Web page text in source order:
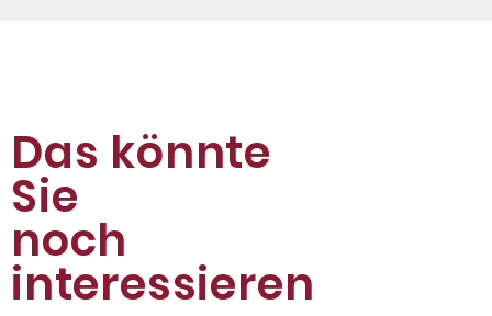
Das könnte
Sie
noch
interessieren